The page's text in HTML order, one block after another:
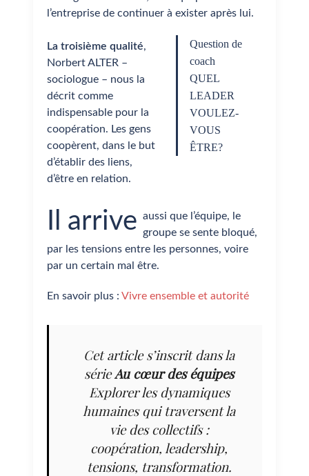
l’entreprise de continuer à exister après lui.
Question de
coach
QUEL
LEADER
VOULEZ-
VOUS
ÊTRE?
La troisième qualité,
Norbert ALTER –
sociologue – nous la
décrit comme
indispensable pour la
coopération. Les gens
coopèrent, dans le but
d’établir des liens,
d’être en relation.
Il arrive aussi que l’équipe, le
groupe se sente bloqué,
par les tensions entre les personnes, voire
par un certain mal être.
En savoir plus :Vivre ensemble et autorité
Cet article s’inscrit dans la
sérieAu cœur des équipes
Explorer les dynamiques
humaines qui traversent la
vie des collectifs :
coopération, leadership,
tensions, transformation.